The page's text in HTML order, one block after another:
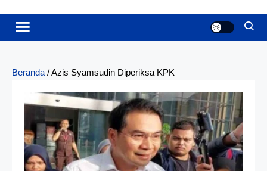
Beranda /Azis Syamsudin Diperiksa KPK